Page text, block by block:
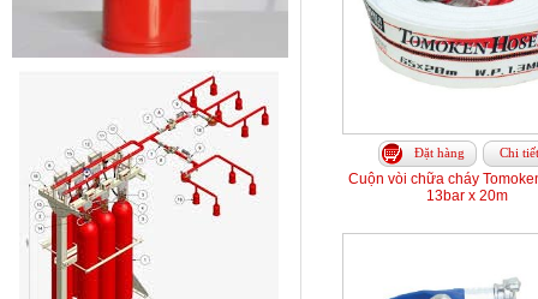
Đặt hàng Chi tiết
Cuộn vòi chữa cháy
13bar x 20m